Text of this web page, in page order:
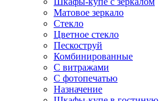
Матовое зеркало
Стекло
Цветное стекло
Пескоструй
Комбинированные
С витражами
С фотопечатью
Назначение